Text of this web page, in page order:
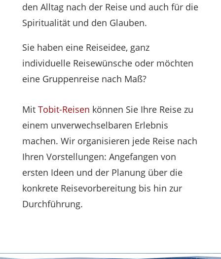
den Alltag nach der Reise und auch für die
Spiritualität und den Glauben.
Sie haben eine Reiseidee, ganz
individuelle Reisewünsche oder möchten
eine Gruppenreise nach Maß?
Mit Tobit-Reisen können Sie Ihre Reise zu
einem unverwechselbaren Erlebnis
machen. Wir organisieren jede Reise nach
Ihren Vorstellungen: Angefangen von
ersten Ideen und der Planung über die
konkrete Reisevorbereitung bis hin zur
Durchführung.